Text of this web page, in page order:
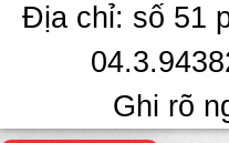
Địa chỉ: số 51
Ghi rõ